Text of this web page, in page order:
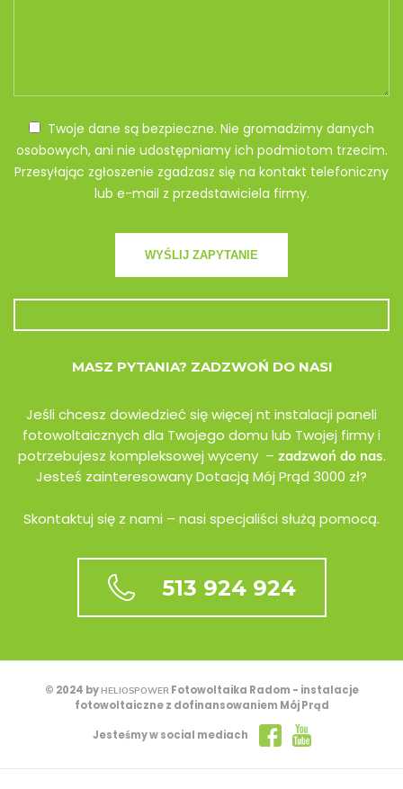
Twoje dane są bezpieczne. Nie gromadzimy danych
osobowych, ani nie udostępniamy ich podmiotom trzecim.
Przesyłając zgłoszenie zgadzasz się na kontakt telefoniczny
lub e-mail z przedstawiciela firmy.
MASZ PYTANIA? ZADZWOŃ DO NAS!
Jeśli chcesz dowiedzieć się więcej nt instalacji paneli
fotowoltaicznych dla Twojego domu lub Twojej firmy i
potrzebujesz kompleksowej wyceny – zadzwoń do nas.
Jesteś zainteresowany Dotacją Mój Prąd 3000 zł?
Skontaktuj się z nami – nasi specjaliści służą pomocą.
513 924 924
© 2024 byHELIOSPOWERFotowoltaika Radom - instalacje
fotowoltaiczne z dofinansowaniem Mój Prąd
Jesteśmy w social mediach